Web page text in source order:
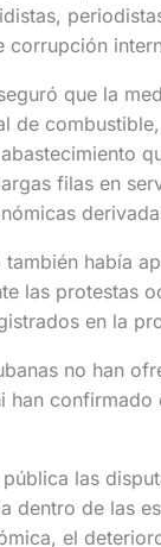
corrupción
que la
filas en
había
las protestas
en la
no han
han
las
dentro de las
el